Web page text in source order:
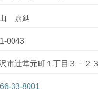
嘉延
0043
市辻堂元町１丁目３－２３
33-8001